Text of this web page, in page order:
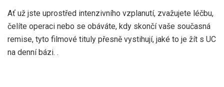
Ať už jste uprostřed intenzivního vzplanutí, zvažujete léčbu,
čelíte operaci nebo se obáváte, kdy skončí vaše současná
remise, tyto filmové tituly přesně vystihují, jaké to je žít s UC
na denní bázi. .